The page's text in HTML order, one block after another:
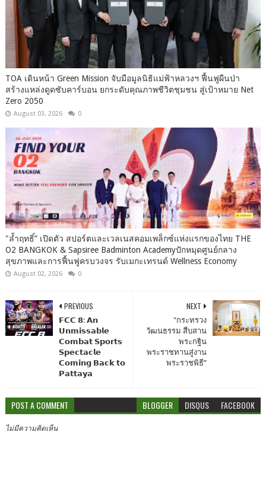
TOA เดินหน้า Green Mission จับมือมูลนิธิแม่ฟ้าหลวงฯ ฟื้นฟูผืนป่า
สร้างแหล่งดูดซับคาร์บอน ยกระดับคุณภาพชีวิตชุมชน สู่เป้าหมาย Net
Zero 2050
August 03, 2026 0
"ล้ำฤทธิ์” เปิดตัว สปอร์ตและเวลเนสคอมเพล็กซ์แห่งแรกของไทย THE
O2 BANGKOK & Sapsiree Badminton Academyปักหมุดศูนย์กลาง
สุขภาพและการฟื้นฟูครบวงจร รับเมกะเทรนด์ Wellness Economy
August 02, 2026 0
NEXT
"กระทรวง
วัฒนธรรม สืบสาน
พระกฐิน
พระราชทานสู่งาน
พระราชพิธี”
PREVIOUS
𝗙𝗖𝗖 𝟴: 𝗔𝗻
𝗨𝗻𝗺𝗶𝘀𝘀𝗮𝗯𝗹𝗲
𝗖𝗼𝗺𝗯𝗮𝘁 𝗦𝗽𝗼𝗿𝘁𝘀
𝗦𝗽𝗲𝗰𝘁𝗮𝗰𝗹𝗲
𝗖𝗼𝗺𝗶𝗻𝗴 𝗕𝗮𝗰𝗸 𝘁𝗼
𝗣𝗮𝘁𝘁𝗮𝘆𝗮
POST A COMMENT BLOGGER DISQUS FACEBOOK
ไม่มีความคิดเห็น